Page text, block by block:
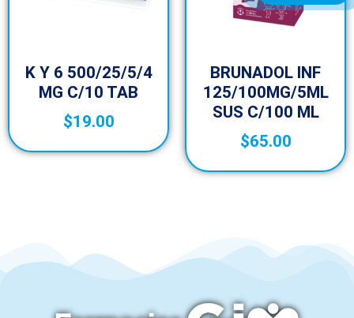
K Y 6 500/25/5/4
MG C/10 TAB
$19.00
BRUNADOL INF
125/100MG/5ML
SUS C/100 ML
$65.00